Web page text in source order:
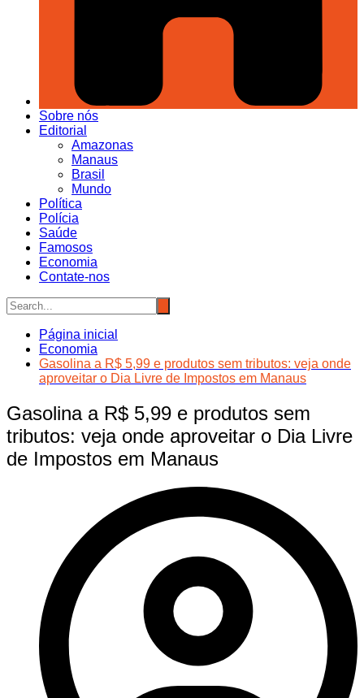
Sobre nós
Editorial
Amazonas
Manaus
Brasil
Mundo
Política
Polícia
Saúde
Famosos
Economia
Contate-nos
Página inicial
Economia
Gasolina a R$ 5,99 e produtos sem tributos: veja onde
aproveitar o Dia Livre de Impostos em Manaus
Gasolina a R$ 5,99 e produtos sem
tributos: veja onde aproveitar o Dia Livre
de Impostos em Manaus